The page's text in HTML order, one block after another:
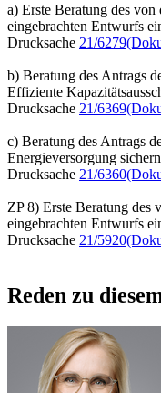
a) Erste Beratung des
eingebrachten Entwurfs
Drucksache 21/6279
b) Beratung des Antrags
Effiziente
Drucksache 21/6369
c) Beratung des Antrags
Energieversorgung
Drucksache 21/6360
ZP 8) Erste Beratung des
eingebrachten Entwurfs
Drucksache 21/5920
Reden zu